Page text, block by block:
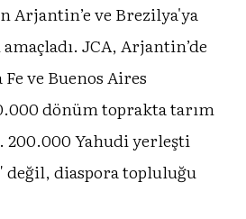
Arjantin’e ve Brezilya'ya
JCA, Arjantin’de
ve Buenos Aires
dönüm toprakta tarım
Yahudi yerleşti
değil, diaspora topluluğu